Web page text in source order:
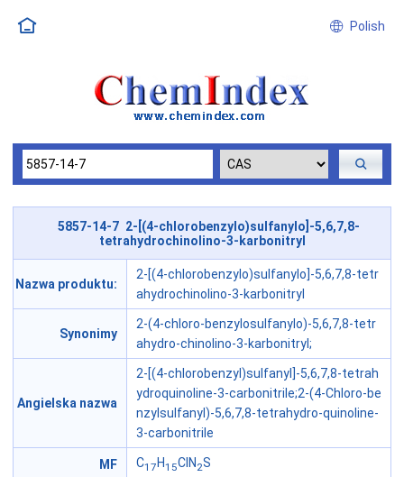
Polish
5857-14-7 2-[(4-chlorobenzylo)sulfanylo]-5,6,7,8-
tetrahydrochinolino-3-karbonitryl
Nazwa produktu:
2-[(4-chlorobenzylo)sulfanylo]-5,6,7,8-tetr
ahydrochinolino-3-karbonitryl
Synonimy
2-(4-chloro-benzylosulfanylo)-5,6,7,8-tetr
ahydro-chinolino-3-karbonitryl;
Angielska nazwa
2-[(4-chlorobenzyl)sulfanyl]-5,6,7,8-tetrah
ydroquinoline-3-carbonitrile;2-(4-Chloro-be
nzylsulfanyl)-5,6,7,8-tetrahydro-quinoline-
3-carbonitrile
MF C17 H15ClN 2S